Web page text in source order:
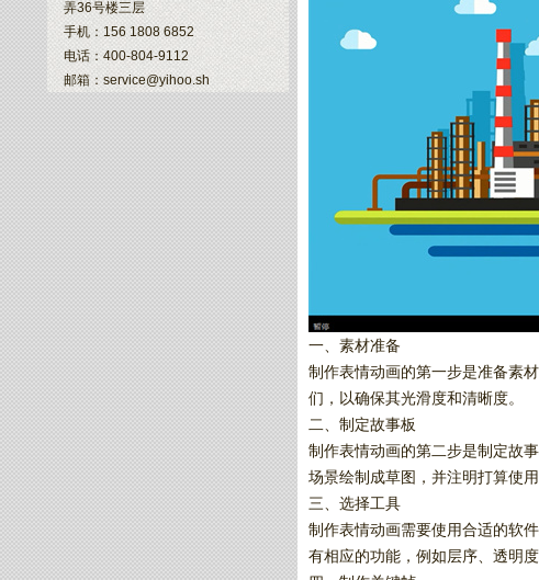
弄36号楼三层
手机：156 1808 6852
电话：400-804-9112
邮箱：service@yihoo.sh
一、素材准备
制作表情动画的第一步是准备素
们，以确保其光滑度和清晰度。
二、制定故事板
制作表情动画的第二步是制定故
场景绘制成草图，并注明打算使
三、选择工具
制作表情动画需要使用合适的软
有相应的功能，例如层序、透明